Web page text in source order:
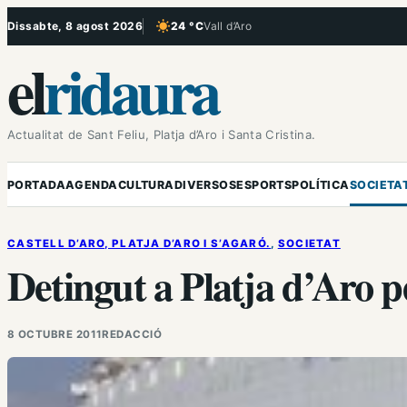
Vés
Dissabte, 8 agost 2026 24 °CVall d’Aro
, Cel serè
elridaura
Actualitat de Sant Feliu, Platja d’Aro i Santa Cristina.
PORTADAAGENDACULTURADIVERSOSESPORTSPOLÍTICA
CASTELL D’ARO, PLATJA D’ARO I S’AGARÓ. , SOCIETAT
Detingut a Platja d’Aro
8 OCTUBRE 2011REDACCIÓ